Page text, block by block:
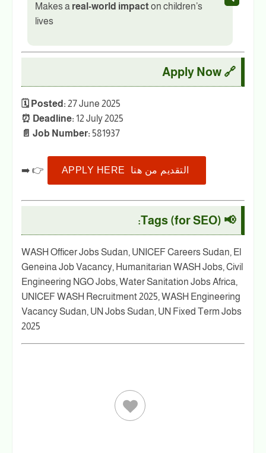
Makes a real-world impacton children’s
lives
🔗 Apply Now
🗓 Posted: 27 June 2025
⏰ Deadline: 12 July 2025
📄 Job Number: 581937
➡️ 👉
📢 Tags (for SEO):
WASH Officer Jobs Sudan, UNICEF Careers Sudan, El
Geneina Job Vacancy, Humanitarian WASH Jobs, Civil
Engineering NGO Jobs, Water Sanitation Jobs Africa,
UNICEF WASH Recruitment 2025, WASH Engineering
Vacancy Sudan, UN Jobs Sudan, UN Fixed Term Jobs
2025